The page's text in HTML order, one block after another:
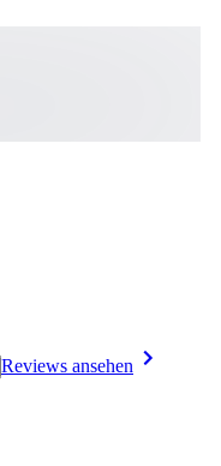
Reviews ansehen